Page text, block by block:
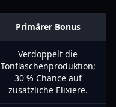
Primärer Bonus
Verdoppelt die
Tonflaschenproduktion;
30 % Chance auf
zusätzliche Elixiere.